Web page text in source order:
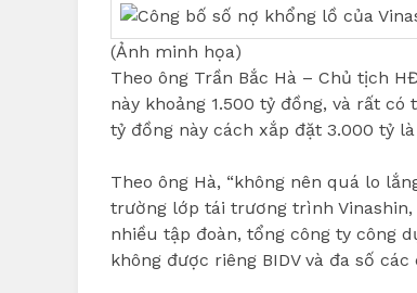
(Ảnh minh họa)
Theo ông Trần Bắc Hà – Chủ tịch
này khoảng 1.500 tỷ đồng, và rất
tỷ đồng này cách xắp đặt 3.000 tỷ
Theo ông Hà, “không nên quá lo
trường lớp tái trương trình
nhiều tập đoàn, tổng công ty công
không được riêng BIDV và đa số